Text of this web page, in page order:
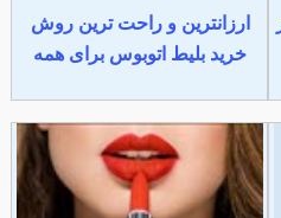
ارزانترین و راحت ترین روش
خرید بلیط اتوبوس برای همه